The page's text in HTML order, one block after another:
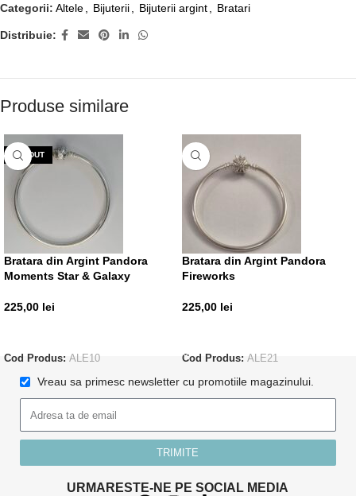
Categorii: Altele Bijuterii Bijuterii argint Bratari
Distribuie:
Produse similare
VÂNDUT
Bratara din Argint Pandora
Moments Star & Galaxy
225,00 lei
Cod Produs: ALE10
Bratara din Argint Pandora
Fireworks
225,00 lei
Cod Produs: ALE21
Vreau sa primesc newsletter cu promotiile magazinului.
TRIMITE
URMARESTE-NE PE SOCIAL MEDIA